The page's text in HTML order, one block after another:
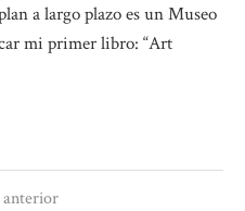
a largo plazo es un Museo
mi primer libro: “Art